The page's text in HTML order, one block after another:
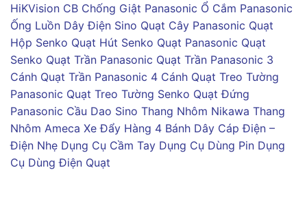
HiKVision CB Chống Giật Panasonic Ổ Cắm Panasonic
Ống Luồn Dây Điện Sino Quạt Cây Panasonic Quạt
Hộp Senko Quạt Hút Senko Quạt Panasonic Quạt
Senko Quạt Trần Panasonic Quạt Trần Panasonic 3
Cánh Quạt Trần Panasonic 4 Cánh Quạt Treo Tường
Panasonic Quạt Treo Tường Senko Quạt Đứng
Panasonic Cầu Dao Sino Thang Nhôm Nikawa Thang
Nhôm Ameca Xe Đẩy Hàng 4 Bánh Dây Cáp Điện –
Điện Nhẹ Dụng Cụ Cầm Tay Dụng Cụ Dùng Pin Dụng
Cụ Dùng Điện Quạt